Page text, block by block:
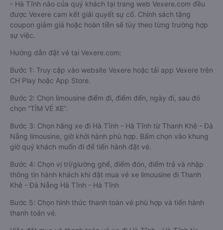
- Hà Tĩnh nào của quý khách tại trang web Vexere.com đều
được Vexere cam kết giải quyết sự cố. Chính sách tặng
coupon giảm giá hoặc hoàn tiền sẽ tùy theo từng trường hợp
sự việc.
Hướng dẫn đặt vé tại Vexere.com:
Bước 1: Truy cập vào website Vexere hoặc tải app Vexere trên
CH Play hoặc App Store.
Bước 2: Chọn limousine điểm đi, điểm đến, ngày đi, sau đó
chọn “TÌM VÉ XE”.
Bước 3: Chọn hãng xe đi Hà Tĩnh - Hà Tĩnh từ Thanh Khê - Đà
Nẵng limousine, giờ khởi hành phù hợp. Bấm chọn vào khung
giờ quý khách muốn đi để tiến hành đặt vé.
Bước 4: Chọn vị trí/giường ghế, điểm đón, điểm trả và nhập
thông tin hành khách khi đặt mua vé xe limousine đi Thanh
Khê - Đà Nẵng Hà Tĩnh - Hà Tĩnh
Bước 5: Chọn hình thức thanh toán vé phù hợp và tiến hành
thanh toán vé.